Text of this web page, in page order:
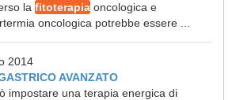
la fitoterapia oncologica e
oncologica potrebbe essere ...
2014
AVANZATO
impostare una terapia energica di